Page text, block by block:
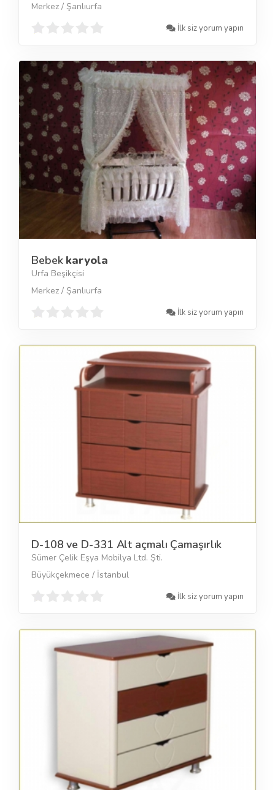
Merkez / Şanlıurfa
İlk siz yorum yapın
Bebek karyola
Urfa Beşikçisi
Merkez / Şanlıurfa
İlk siz yorum yapın
D-108 ve D-331 Alt açmalı Çamaşırlık
Sümer Çelik Eşya Mobilya Ltd. Şti.
Büyükçekmece / İstanbul
İlk siz yorum yapın